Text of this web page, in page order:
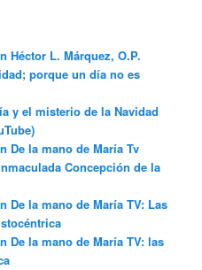
Héctor L. Márquez, O.P.
porque un día no es
y el misterio de la Navidad
De la mano de María Tv
Concepción de la
De la mano de María TV: Las
De la mano de María TV: las